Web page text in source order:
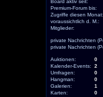
Board aktiv seit:
Premium-Forum bis:
Zugriffe diesen Monat:
voraussichtlich d. M.:
Mitglieder:
private Nachrichten
private Nachrichten
Auktionen:
0
Kalender-Events:
2
Umfragen:
0
Hangman:
0
Galerien:
1
Karten:
0